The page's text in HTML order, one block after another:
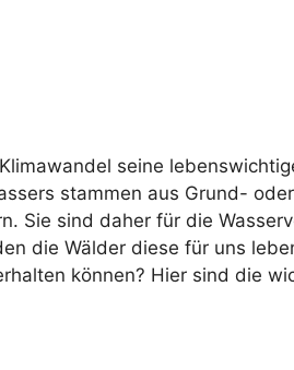
seine
stammen aus Grund-
Sie sind daher für die
die Wälder diese für uns
können? Hier sind die